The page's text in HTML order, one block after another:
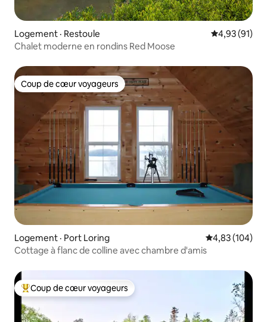
Logement · Restoule Note
4,93 (91)
Chalet moderne en rondins Red Moose
Coup de cœur voyageurs
Coup de cœur voyageurs
Logement · Port Loring Note
4,83 (104)
Cottage à flanc de colline avec chambre d'amis
Coup de cœur voyageurs parmi les plus aimés
Coup de cœur voyageurs